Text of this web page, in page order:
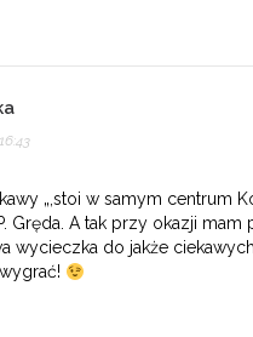
„,stoi w samym centrum
Gręda. A tak przy okazji
wycieczka do jakże